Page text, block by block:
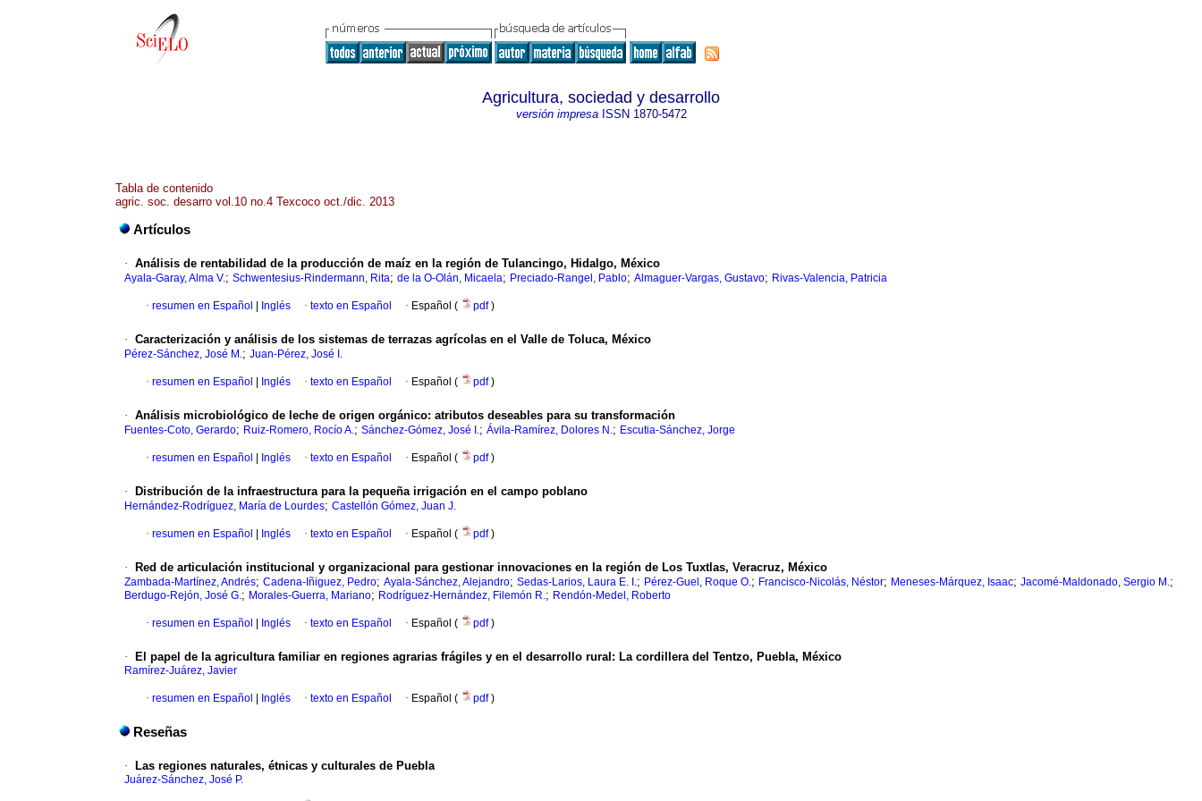
Agricultura, sociedad y desarrollo
versión impresaISSN 1870-5472
Tabla de contenido
agric. soc. desarro vol.10 no.4 Texcoco oct./dic. 2013
Artículos
· Análisis de rentabilidad de la producción de maíz en la región de Tulancingo, Hidalgo, México
Ayala-Garay, Alma V.; Schwentesius-Rindermann, Rita; de la O-Olán, Micaela; Preciado-Rangel, Pablo; Almaguer-Vargas, Gustavo; Rivas-Valencia, Patricia
· resumen en Español Inglés · texto en Español · Español ( pdf)
· Caracterización y análisis de los sistemas de terrazas agrícolas en el Valle de Toluca, México
Pérez-Sánchez, José M.; Juan-Pérez, José I.
· resumen en Español Inglés · texto en Español · Español ( pdf)
· Análisis microbiológico de leche de origen orgánico: atributos deseables para su transformación
Fuentes-Coto, Gerardo; Ruiz-Romero, Rocío A.; Sánchez-Gómez, José I.; Ávila-Ramírez, Dolores N.; Escutia-Sánchez, Jorge
· resumen en Español Inglés · texto en Español · Español ( pdf)
· Distribución de la infraestructura para la pequeña irrigación en el campo poblano
Hernández-Rodríguez, María de Lourdes; Castellón Gómez, Juan J.
· resumen en Español Inglés · texto en Español · Español ( pdf)
· Red de articulación institucional y organizacional para gestionar innovaciones en la región de Los Tuxtlas, Veracruz, México
Zambada-Martínez, Andrés; Cadena-Iñiguez, Pedro; Ayala-Sánchez, Alejandro; Sedas-Larios, Laura E. I.; Pérez-Guel, Roque O.; Francisco-Nicolás, Néstor; Meneses-Márquez, Isaac; Jacomé-Maldonado, Sergio M.;
Berdugo-Rejón, José G.; Morales-Guerra, Mariano; Rodríguez-Hernández, Filemón R.; Rendón-Medel, Roberto
· resumen en Español Inglés · texto en Español · Español ( pdf)
· El papel de la agricultura familiar en regiones agrarias frágiles y en el desarrollo rural : La cordillera del Tentzo, Puebla, México
Ramírez-Juárez, Javier
· resumen en Español Inglés · texto en Español · Español ( pdf)
Reseñas
· Las regiones naturales, étnicas y culturales de Puebla
Juárez-Sánchez, José P.